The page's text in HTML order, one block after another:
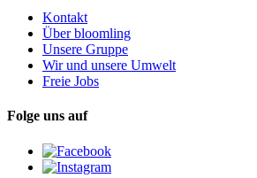
Kontakt
Über bloomling
Unsere Gruppe
Wir und unsere Umwelt
Freie Jobs
Folge uns auf